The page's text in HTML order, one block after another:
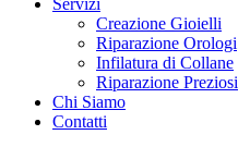
Creazione Gioielli
Riparazione Orologi
Infilatura di Collane
Riparazione Preziosi
Chi Siamo
Contatti